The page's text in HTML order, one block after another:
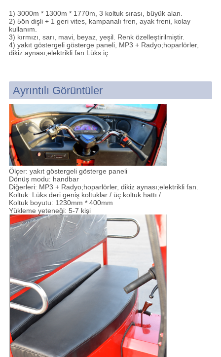
1) 3000m * 1300m * 1770m, 3 koltuk sırası, büyük alan.
2) 5ön dişli + 1 geri vites, kampanalı fren, ayak freni, kolay
kullanım.
3) kırmızı, sarı, mavi, beyaz, yeşil. Renk özelleştirilmiştir.
4) yakıt göstergeli gösterge paneli, MP3 + Radyo;hoparlörler,
dikiz aynası;elektrikli fan Lüks iç
Ayrıntılı Görüntüler
Ölçer: yakıt göstergeli gösterge paneli
Dönüş modu: handbar
Diğerleri: MP3 + Radyo;hoparlörler, dikiz aynası;elektrikli fan.
Koltuk: Lüks deri geniş koltuklar / üç koltuk hattı /
Koltuk boyutu: 1230mm * 400mm
Yükleme yeteneği: 5-7 kişi